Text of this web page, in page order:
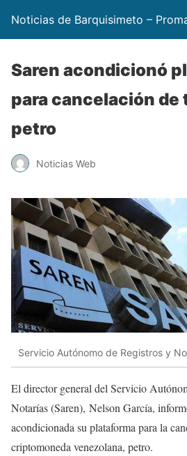
Noticias de Barquisimeto –
Saren acondicionó
para cancelación de
petro
Noticias Web
Servicio Autónomo de Registros y
El director general del Servicio
Notarías (Saren), Nelson García,
acondicionada su plataforma para la
criptomoneda venezolana, petro.